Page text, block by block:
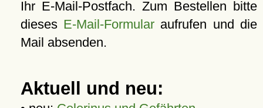
Ihr E-Mail-Postfach. Zum Bestellen bitte
dieses E-Mail-Formular aufrufen und die
Mail absenden.
Aktuell und neu: